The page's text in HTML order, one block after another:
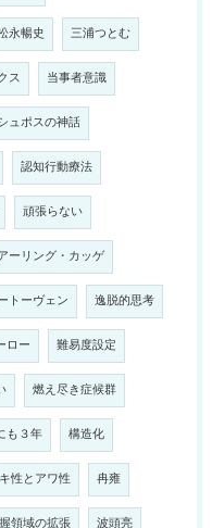
永暢史 三浦つとむ
ス 当事者意識
ュポスの神話
認知行動療法
頑張らない
ーリング・カッゲ
トーヴェン 逸脱的思考
ロー 難易度設定
燃え尽き症候群
も３年 構造化
性とアワ性 冉雍
領域の拡張 波頭亮